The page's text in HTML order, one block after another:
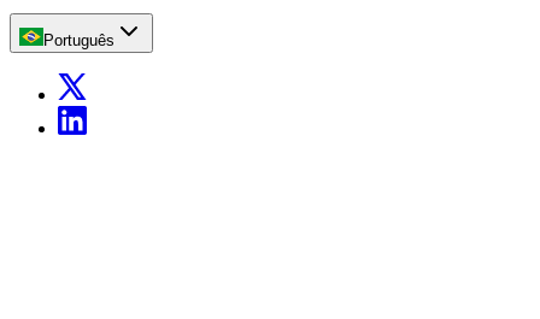
Português